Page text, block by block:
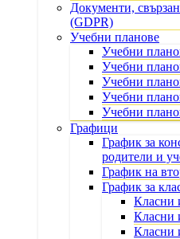
Документи,
(GDPR)
Учебни планове
Учебни
Учебни
Учебни
Учебни
Учебни
Графици
График за
родители и
График на
График за
Класни
Класни
Класни